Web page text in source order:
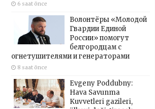
6 saat önce
Волонтёры «Молодой
Гвардии Единой
России» помогут
белгородцам с
огнетушителями и генераторами
8 saat önce
Evgeny Poddubny:
Hava Savunma
Kuvvetleri gazileri,